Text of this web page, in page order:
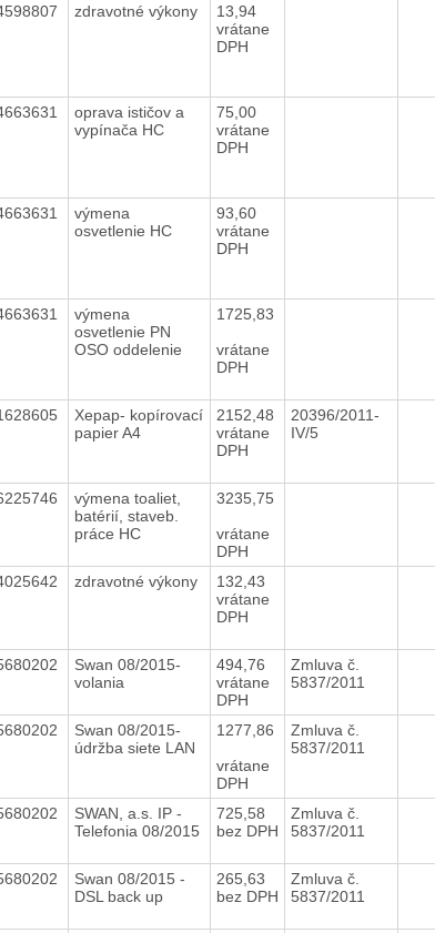
zdravotné výkony
13,94
vrátane
DPH
oprava ističov a
vypínača HC
75,00
vrátane
DPH
výmena
osvetlenie HC
93,60
vrátane
DPH
výmena
osvetlenie PN
OSO oddelenie
1725,83
vrátane
DPH
Xepap- kopírovací
papier A4
2152,48
vrátane
DPH
20396/2011-
IV/5
výmena toaliet,
batérií, staveb.
práce HC
3235,75
vrátane
DPH
zdravotné výkony
132,43
vrátane
DPH
Swan 08/2015-
volania
494,76
vrátane
DPH
Zmluva č.
5837/2011
Swan 08/2015-
údržba siete LAN
1277,86
vrátane
DPH
Zmluva č.
5837/2011
SWAN, a.s. IP -
Telefonia 08/2015
725,58
bez DPH
Zmluva č.
5837/2011
Swan 08/2015 -
DSL back up
265,63
bez DPH
Zmluva č.
5837/2011